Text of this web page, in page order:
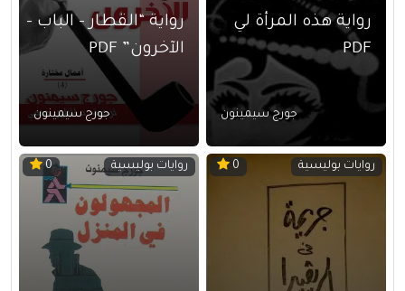
رواية هذه المرأة لي
PDF
جورج سيمينون
رواية “القطار – الباب –
الآخرون” PDF
جورج سيمينون
روايات بوليسية 0 روايات بوليسية 0